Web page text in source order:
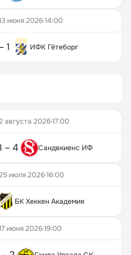
июня 202614:00
1 ИФК Гётеборг
августа 202617:00
– 4 Сандвкиенс ИФ
июля 202616:00
БК Хеккен Академия
июня 202619:00